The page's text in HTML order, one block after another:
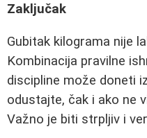
Zaključak
Gubitak kilograma nije
Kombinacija pravilne
discipline može doneti
odustajte, čak i ako ne
Važno je biti strpljiv i